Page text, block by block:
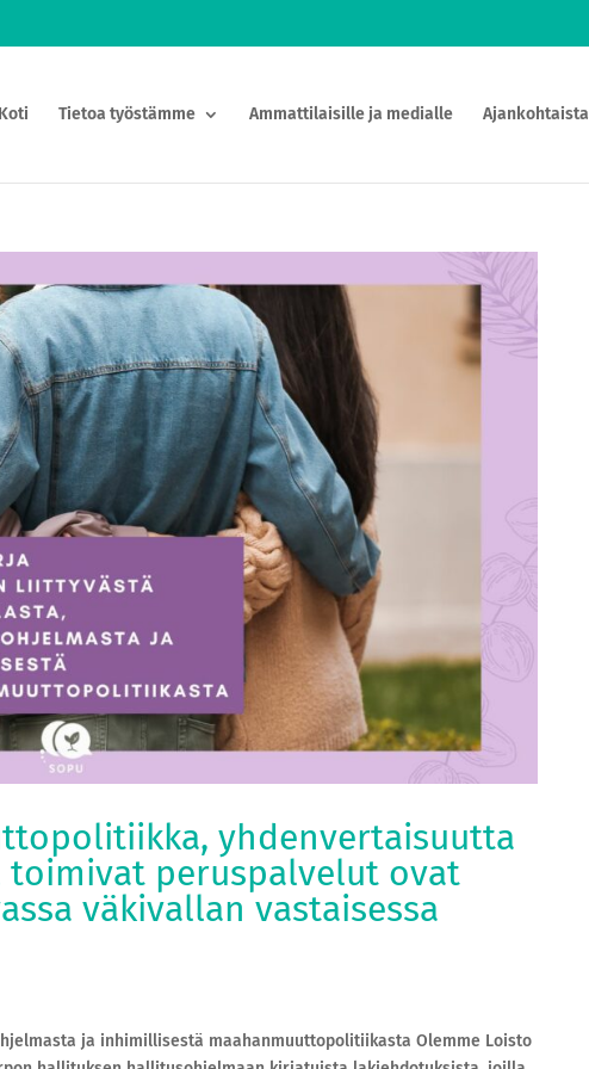
Koti Tietoa työstämme Ammattilaisille ja medialle Ajankohtaista
yhdenvertaisuutta
peruspalvelut ovat
väkivallan vastaisessa
ja inhimillisestä maahanmuuttopolitiikasta Olemme Loisto